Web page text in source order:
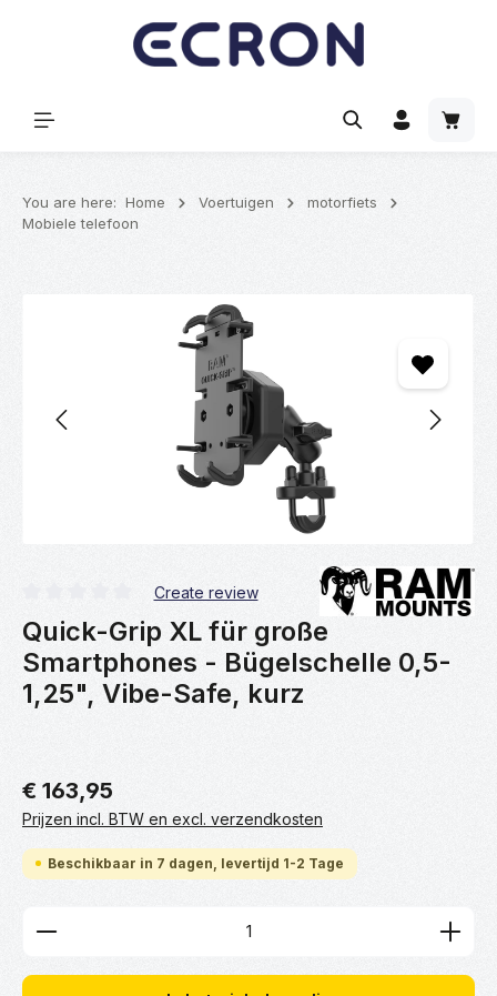
You are here: Home Voertuigen
motorfiets
Mobiele telefoon
Afbeeldingengalerij overslaan
Gemiddelde waardering van 0 van 5 sterren
Create review
Quick-Grip XL für große
Smartphones - Bügelschelle 0,5-
1,25", Vibe-Safe, kurz
€ 163,95
Prijzen incl. BTW en excl. verzendkosten
Beschikbaar in 7 dagen, levertijd 1-2 Tage
Producthoeveelheid: Voer de gewenste